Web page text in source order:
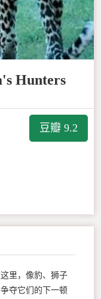
Hunters
豆瓣 9.2
里，像豹、狮子
夺它们的下一顿